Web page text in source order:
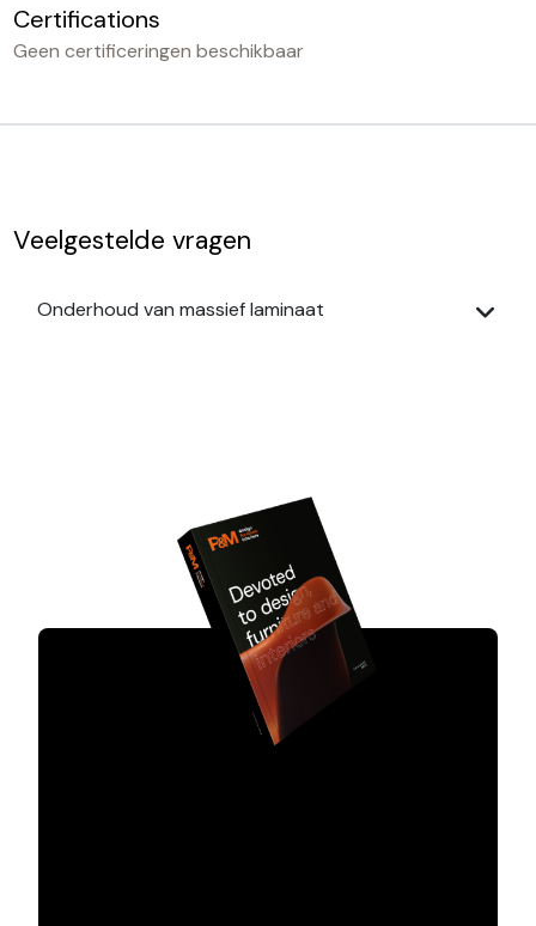
Certifications
Geen certificeringen beschikbaar
Veelgestelde vragen
Onderhoud van massief laminaat